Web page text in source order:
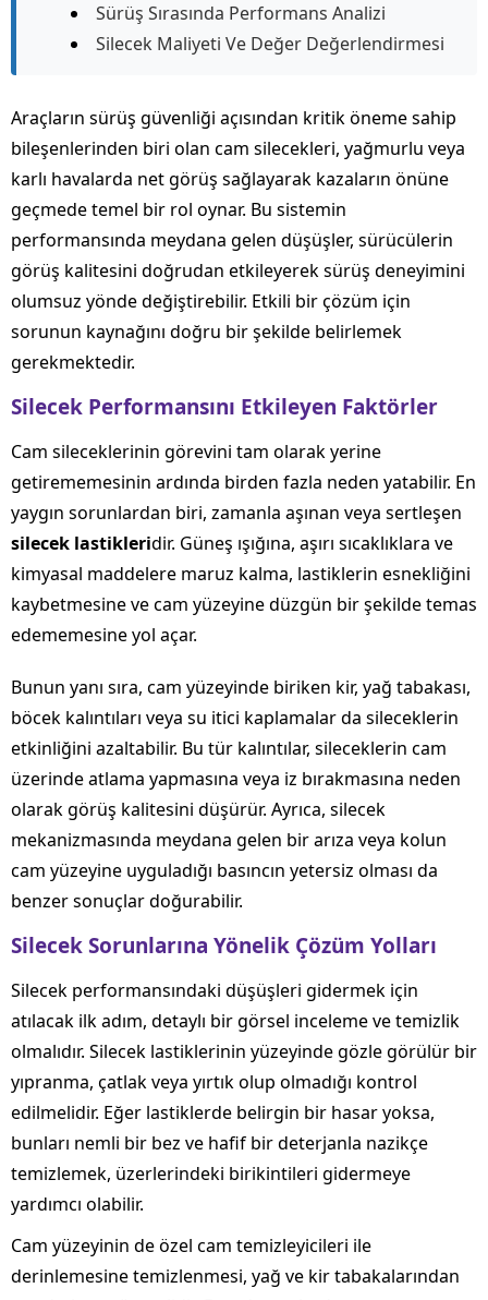
Sürüş Sırasında Performans Analizi
Silecek Maliyeti Ve Değer Değerlendirmesi
Araçların sürüş güvenliği açısından kritik öneme sahip
bileşenlerinden biri olan cam silecekleri, yağmurlu veya
karlı havalarda net görüş sağlayarak kazaların önüne
geçmede temel bir rol oynar. Bu sistemin
performansında meydana gelen düşüşler, sürücülerin
görüş kalitesini doğrudan etkileyerek sürüş deneyimini
olumsuz yönde değiştirebilir. Etkili bir çözüm için
sorunun kaynağını doğru bir şekilde belirlemek
gerekmektedir.
Silecek Performansını Etkileyen Faktörler
Cam sileceklerinin görevini tam olarak yerine
getirememesinin ardında birden fazla neden yatabilir. En
yaygın sorunlardan biri, zamanla aşınan veya sertleşen
silecek lastikleridir. Güneş ışığına, aşırı sıcaklıklara ve
kimyasal maddelere maruz kalma, lastiklerin esnekliğini
kaybetmesine ve cam yüzeyine düzgün bir şekilde temas
edememesine yol açar.
Bunun yanı sıra, cam yüzeyinde biriken kir, yağ tabakası,
böcek kalıntıları veya su itici kaplamalar da sileceklerin
etkinliğini azaltabilir. Bu tür kalıntılar, sileceklerin cam
üzerinde atlama yapmasına veya iz bırakmasına neden
olarak görüş kalitesini düşürür. Ayrıca, silecek
mekanizmasında meydana gelen bir arıza veya kolun
cam yüzeyine uyguladığı basıncın yetersiz olması da
benzer sonuçlar doğurabilir.
Silecek Sorunlarına Yönelik Çözüm Yolları
Silecek performansındaki düşüşleri gidermek için
atılacak ilk adım, detaylı bir görsel inceleme ve temizlik
olmalıdır. Silecek lastiklerinin yüzeyinde gözle görülür bir
yıpranma, çatlak veya yırtık olup olmadığı kontrol
edilmelidir. Eğer lastiklerde belirgin bir hasar yoksa,
bunları nemli bir bez ve hafif bir deterjanla nazikçe
temizlemek, üzerlerindeki birikintileri gidermeye
yardımcı olabilir.
Cam yüzeyinin de özel cam temizleyicileri ile
derinlemesine temizlenmesi, yağ ve kir tabakalarından